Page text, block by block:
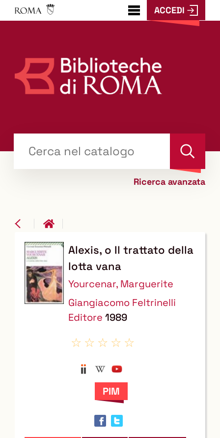
???
menu.button???
ACCEDI
il tuo libro "Catalogo"
Cerca
Ricerca avanzata
Dettaglio
del
documento
il
documento
AnobiiWikipedia
Alexis, o Il trattato della
lotta vana
Yourcenar, Marguerite
Giangiacomo Feltrinelli
Editore 1989